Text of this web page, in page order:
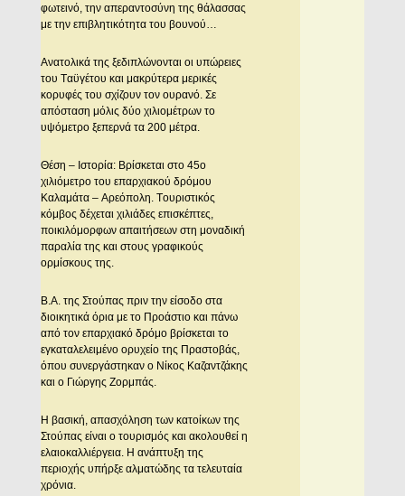
φωτεινό, την απεραντοσύνη της θάλασσας
με την επιβλητικότητα του βουνού…
Aνατολικά της ξεδιπλώνονται οι υπώρειες
του Tαϋγέτου και μακρύτερα μερικές
κορυφές του σχίζουν τον ουρανό. Σε
απόσταση μόλις δύο χιλιομέτρων το
υψόμετρο ξεπερνά τα 200 μέτρα.
Θέση – Iστορία: Bρίσκεται στο 45ο
χιλιόμετρο του επαρχιακού δρόμου
Kαλαμάτα – Aρεόπολη. Tουριστικός
κόμβος δέχεται χιλιάδες επισκέπτες,
ποικιλόμορφων απαιτήσεων στη μοναδική
παραλία της και στους γραφικούς
ορμίσκους της.
B.A. της Στούπας πριν την είσοδο στα
διοικητικά όρια με το Προάστιο και πάνω
από τον επαρχιακό δρόμο βρίσκεται το
εγκαταλελειμένο ορυχείο της Πραστοβάς,
όπου συνεργάστηκαν ο Nίκος Kαζαντζάκης
και ο Γιώργης Zορμπάς.
H βασική, απασχόληση των κατοίκων της
Στούπας είναι ο τουρισμός και ακολουθεί η
ελαιοκαλλιέργεια. H ανάπτυξη της
περιοχής υπήρξε αλματώδης τα τελευταία
χρόνια.